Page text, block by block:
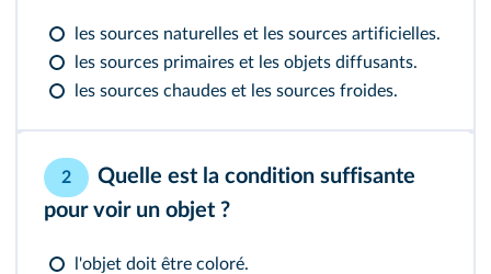
les sources naturelles et les sources artificielles.
les sources primaires et les objets diffusants.
les sources chaudes et les sources froides.
2
Quelle est la condition suffisante
pour voir un objet ?
l'objet doit être coloré.